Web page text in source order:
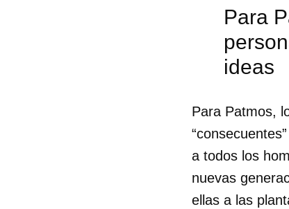
Para
ideas
Para Patmos,
a todos los
nuevas
ellas a las